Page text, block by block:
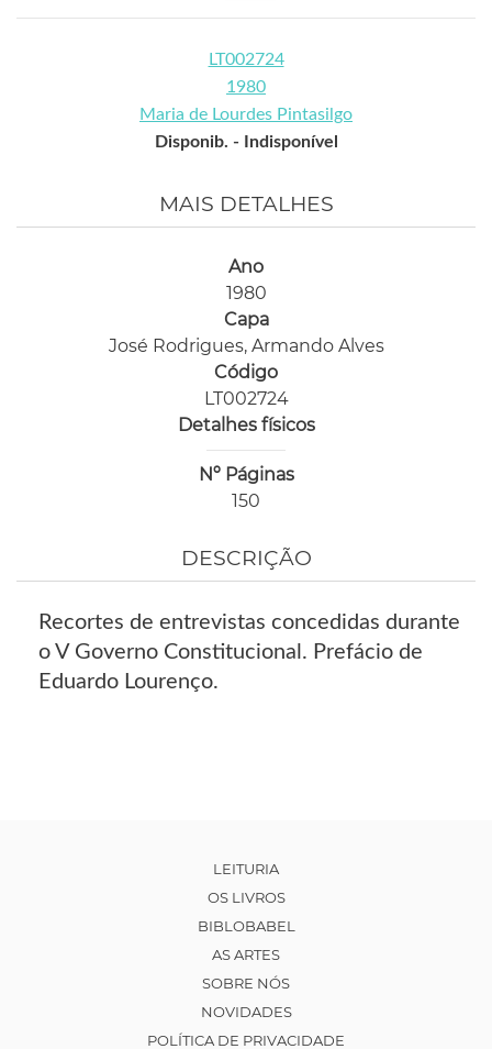
LT002724
1980
Maria de Lourdes Pintasilgo
Disponib. -
Indisponível
MAIS DETALHES
Ano
1980
Capa
José Rodrigues, Armando Alves
Código
LT002724
Detalhes físicos
Nº Páginas
150
DESCRIÇÃO
Recortes de entrevistas concedidas durante
o V Governo Constitucional. Prefácio de
Eduardo Lourenço.
LEITURIA
OS LIVROS
BIBLOBABEL
AS ARTES
SOBRE NÓS
NOVIDADES
POLÍTICA DE PRIVACIDADE